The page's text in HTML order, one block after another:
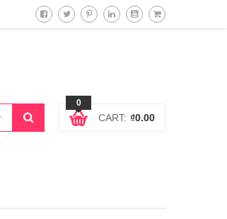
0
CART: ₫0.00